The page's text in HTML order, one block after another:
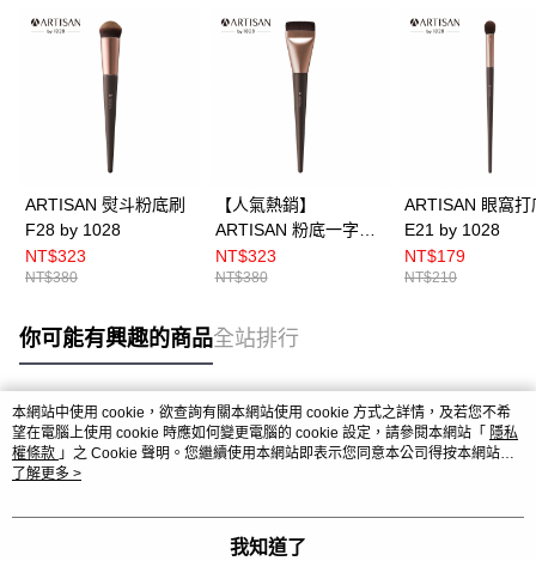
ARTISAN 熨斗粉底刷
F28 by 1028
NT$323
NT$380
【人氣熱銷】
ARTISAN 粉底一字刷
F20 by 1028
NT$323
NT$380
ARTISAN 眼窩打
E21 by 1028
NT$179
NT$210
你可能有興趣的商品全站排行
熱門標籤
本網站中使用 cookie，欲查詢有關本網站使用 cookie 方式之詳情，及若您不希
望在電腦上使用 cookie 時應如何變更電腦的 cookie 設定，請參閱本網站「 隱私
權條款 」之 Cookie 聲明。您繼續使用本網站即表示您同意本公司得按本網站使
用條款之 Cookie 聲明使用 cookie。
了解更多 >
我知道了